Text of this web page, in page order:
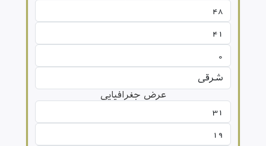
عرض جغرافیایی